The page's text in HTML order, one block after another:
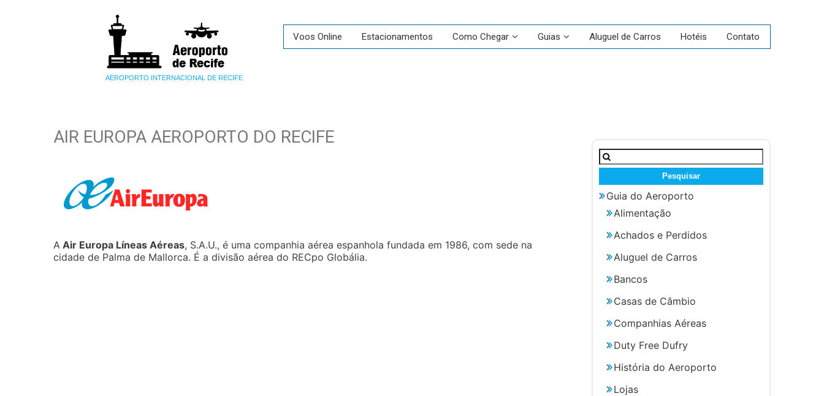
AEROPORTO INTERNACIONAL DE RECIFE
Voos Online Estacionamentos Como Chegar Guias Aluguel de Carros Hotéis Contato
AIR EUROPA AEROPORTO DO RECIFE
A Air Europa Líneas Aéreas, S.A.U., é uma companhia aérea espanhola fundada em 1986, com sede na
cidade de Palma de Mallorca. É a divisão aérea do RECpo Globália.
Pesquisar
por:
Guia do Aeroporto
Alimentação
Achados e Perdidos
Aluguel de Carros
Bancos
Casas de Câmbio
Companhias Aéreas
Duty Free Dufry
História do Aeroporto
Lojas